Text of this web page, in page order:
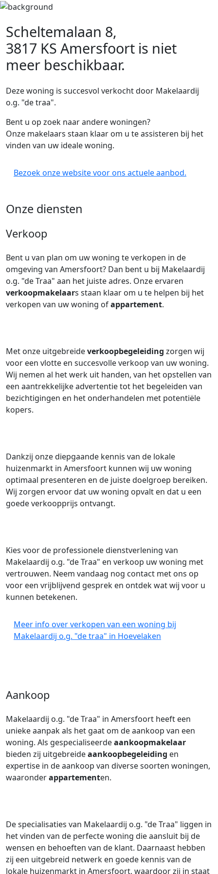
Scheltemalaan 8,
3817 KS Amersfoort is niet
meer beschikbaar.
Deze woning is succesvol verkocht door Makelaardij
o.g. "de traa".
Bent u op zoek naar andere woningen?
Onze makelaars staan klaar om u te assisteren bij het
vinden van uw ideale woning.
Bezoek onze website voor ons actuele aanbod.
Onze diensten
Verkoop
Bent u van plan om uw woning te verkopen in de
omgeving van Amersfoort? Dan bent u bij Makelaardij
o.g. "de Traa" aan het juiste adres. Onze ervaren
verkoopmakelaars staan klaar om u te helpen bij het
verkopen van uw woning ofappartement.
Met onze uitgebreideverkoopbegeleiding zorgen wij
voor een vlotte en succesvolle verkoop van uw woning.
Wij nemen al het werk uit handen, van het opstellen van
een aantrekkelijke advertentie tot het begeleiden van
bezichtigingen en het onderhandelen met potentiële
kopers.
Dankzij onze diepgaande kennis van de lokale
huizenmarkt in Amersfoort kunnen wij uw woning
optimaal presenteren en de juiste doelgroep bereiken.
Wij zorgen ervoor dat uw woning opvalt en dat u een
goede verkoopprijs ontvangt.
Kies voor de professionele dienstverlening van
Makelaardij o.g. "de Traa" en verkoop uw woning met
vertrouwen. Neem vandaag nog contact met ons op
voor een vrijblijvend gesprek en ontdek wat wij voor u
kunnen betekenen.
Meer info over verkopen van een woning bij
Makelaardij o.g. "de traa" in Hoevelaken
Aankoop
Makelaardij o.g. "de Traa" in Amersfoort heeft een
unieke aanpak als het gaat om de aankoop van een
woning. Als gespecialiseerdeaankoopmakelaar
bieden zij uitgebreideaankoopbegeleiding en
expertise in de aankoop van diverse soorten woningen,
waaronderappartementen.
De specialisaties van Makelaardij o.g. "de Traa" liggen in
het vinden van de perfecte woning die aansluit bij de
wensen en behoeften van de klant. Daarnaast hebben
zij een uitgebreid netwerk en goede kennis van de
lokale huizenmarkt in Amersfoort, waardoor zij in staat